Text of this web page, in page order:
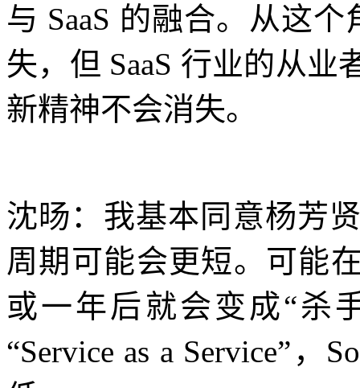
与 SaaS 的融合。从这
失，但 SaaS 行业的从
新精神不会消失。
沈旸：我基本同意杨芳
周期可能会更短。可能
或一年后就会变成“杀
“Service as a Service”